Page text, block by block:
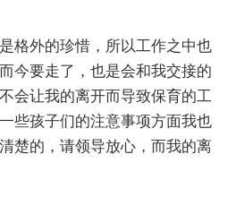
外的珍惜，所以工作之中也
今要走了，也是会和我交接的
会让我的离开而导致保育的工
些孩子们的注意事项方面我也
楚的，请领导放心，而我的离